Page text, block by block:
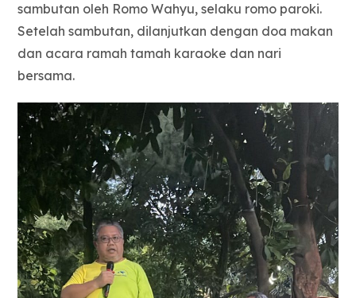
sambutan oleh Romo Wahyu, selaku romo paroki.
Setelah sambutan, dilanjutkan dengan doa makan
dan acara ramah tamah karaoke dan nari
bersama.